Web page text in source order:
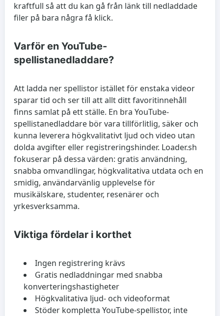
kraftfull så att du kan gå från länk till nedladdade
filer på bara några få klick.
Varför en YouTube-
spellistanedladdare?
Att ladda ner spellistor istället för enstaka videor
sparar tid och ser till att allt ditt favoritinnehåll
finns samlat på ett ställe. En bra YouTube-
spellistanedladdare bör vara tillförlitlig, säker och
kunna leverera högkvalitativt ljud och video utan
dolda avgifter eller registreringshinder. Loader.sh
fokuserar på dessa värden: gratis användning,
snabba omvandlingar, högkvalitativa utdata och en
smidig, användarvänlig upplevelse för
musikälskare, studenter, resenärer och
yrkesverksamma.
Viktiga fördelar i korthet
Ingen registrering krävs
Gratis nedladdningar med snabba
konverteringshastigheter
Högkvalitativa ljud- och videoformat
Stöder kompletta YouTube-spellistor, inte